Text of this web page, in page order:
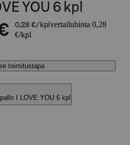
YOU 6 kpl
0,28 €/kpl vertailuhinta 0,28
€/kpl
toimitustapa
I LOVE YOU 6 kpl